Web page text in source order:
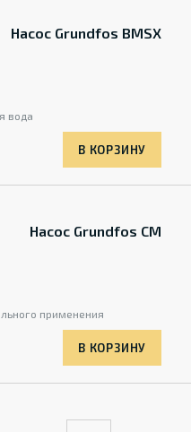
Насос Grundfos BMSX
вода
В КОРЗИНУ
Насос Grundfos CM
применения
В КОРЗИНУ